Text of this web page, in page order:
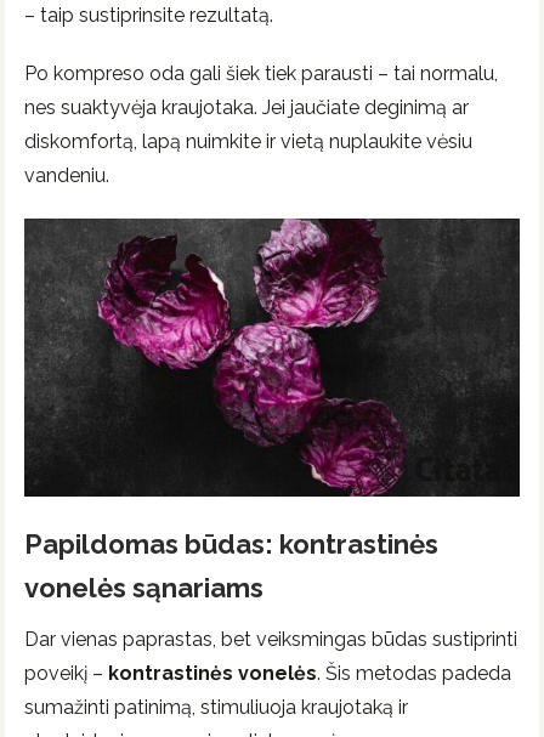
– taip sustiprinsite rezultatą.
Po kompreso oda gali šiek tiek parausti – tai normalu,
nes suaktyvėja kraujotaka. Jei jaučiate deginimą ar
diskomfortą, lapą nuimkite ir vietą nuplaukite vėsiu
vandeniu.
Papildomas būdas: kontrastinės
vonelės sąnariams
Dar vienas paprastas, bet veiksmingas būdas sustiprinti
poveikį – kontrastinės vonelės. Šis metodas padeda
sumažinti patinimą, stimuliuoja kraujotaką ir